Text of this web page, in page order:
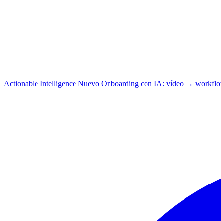
Actionable Intelligence Nuevo Onboarding con IA: vídeo →